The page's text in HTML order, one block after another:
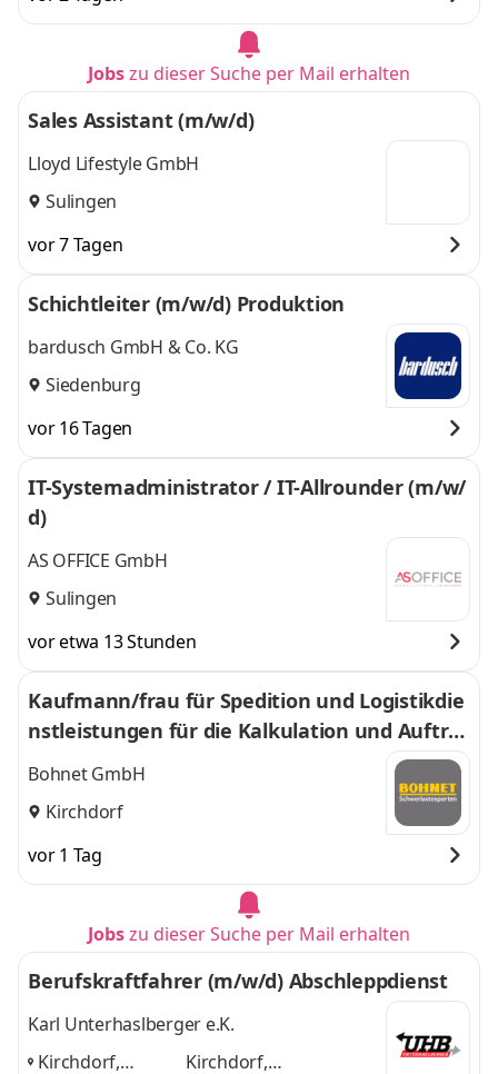
Jobszu dieser Suche per Mail erhalten
Sales Assistant (m/w/d)
Lloyd Lifestyle GmbH
Sulingen
vor 7 Tagen
Schichtleiter (m/w/d) Produktion
bardusch GmbH & Co. KG
Siedenburg
vor 16 Tagen
IT-Systemadministrator / IT-Allrounder (m/w/
d)
AS OFFICE GmbH
Sulingen
vor etwa 13 Stunden
Kaufmann/frau für Spedition und Logistikdie
nstleistungen für die Kalkulation und Auftra
gsabwicklung (m/w/d)
Bohnet GmbH
Kirchdorf
vor 1 Tag
Jobszu dieser Suche per Mail erhalten
Berufskraftfahrer (m/w/d) Abschleppdienst
Karl Unterhaslberger e.K.
Kirchdorf,
Kirchdorf,